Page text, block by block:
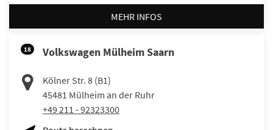
MEHR INFOS
18 Volkswagen Mülheim Saarn
Kölner Str. 8 (B1)
45481 Mülheim an der Ruhr
+49 211 - 92323300